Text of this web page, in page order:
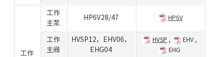
工作
工作
主泵
HP6V28/47 HP6V
工作
主阀
HVSP12 ， EHV06 ，
EHG04
HVSP EHV,
EHG